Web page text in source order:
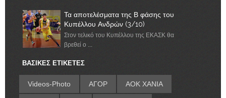
Τα αποτελέσματα της Β φάσης του
Κυπέλλου Ανδρών (3/10)
Στον τελικό του Κυπέλλου της ΕΚΑΣΚ θα
βρεθεί ο ...
ΒΑΣΙΚΕΣ ΕΤΙΚΕΤΕΣ
Videos-Photo ΑΓΟΡ ΑΟΚ ΧΑΝΙΑ